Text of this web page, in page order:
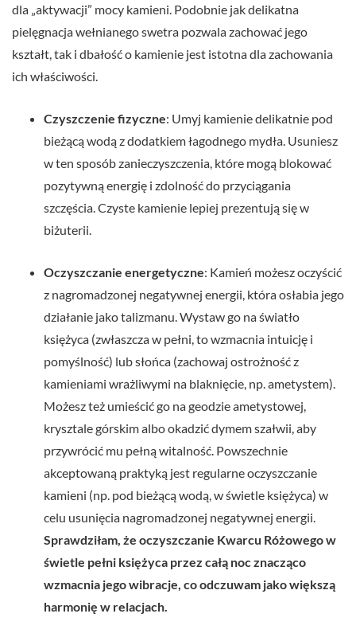
dla „aktywacji” mocy kamieni. Podobnie jak delikatna
pielęgnacja wełnianego swetra pozwala zachować jego
kształt, tak i dbałość o kamienie jest istotna dla zachowania
ich właściwości.
Czyszczenie fizyczne: Umyj kamienie delikatnie pod
bieżącą wodą z dodatkiem łagodnego mydła. Usuniesz
w ten sposób zanieczyszczenia, które mogą blokować
pozytywną energię i zdolność do przyciągania
szczęścia. Czyste kamienie lepiej prezentują się w
biżuterii.
Oczyszczanie energetyczne: Kamień możesz oczyścić
z nagromadzonej negatywnej energii, która osłabia jego
działanie jako talizmanu. Wystaw go na światło
księżyca (zwłaszcza w pełni, to wzmacnia intuicję i
pomyślność) lub słońca (zachowaj ostrożność z
kamieniami wrażliwymi na blaknięcie, np. ametystem).
Możesz też umieścić go na geodzie ametystowej,
krysztale górskim albo okadzić dymem szałwii, aby
przywrócić mu pełną witalność. Powszechnie
akceptowaną praktyką jest regularne oczyszczanie
kamieni (np. pod bieżącą wodą, w świetle księżyca) w
celu usunięcia nagromadzonej negatywnej energii.
Sprawdziłam, że oczyszczanie Kwarcu Różowego w
świetle pełni księżyca przez całą noc znacząco
wzmacnia jego wibracje, co odczuwam jako większą
harmonię w relacjach.